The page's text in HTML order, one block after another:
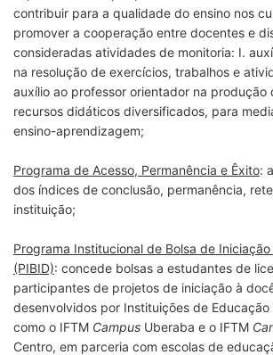
contribuir para a qualidade do ensino nos
promover a cooperação entre docentes e
consideradas atividades de monitoria: I.
na resolução de exercícios, trabalhos e
auxílio ao professor orientador na produção
recursos didáticos diversificados, para
ensino-aprendizagem;
Programa de Acesso, Permanência e Êxito:
dos índices de conclusão, permanência,
instituição;
Programa Institucional de Bolsa de
(PIBID): concede bolsas a estudantes de
participantes de projetos de iniciação à
desenvolvidos por Instituições de Educação
como o IFTM Campus Uberaba e o IFTM
Centro, em parceria com escolas de